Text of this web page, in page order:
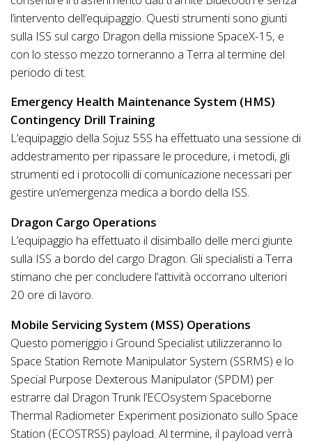
l’intervento dell’equipaggio. Questi strumenti sono giunti
sulla ISS sul cargo Dragon della missione SpaceX-15, e
con lo stesso mezzo torneranno a Terra al termine del
periodo di test.
Emergency Health Maintenance System (HMS)
Contingency Drill Training
L’equipaggio della Sojuz 55S ha effettuato una sessione di
addestramento per ripassare le procedure, i metodi, gli
strumenti ed i protocolli di comunicazione necessari per
gestire un’emergenza medica a bordo della ISS.
Dragon Cargo Operations
L’equipaggio ha effettuato il disimballo delle merci giunte
sulla ISS a bordo del cargo Dragon. Gli specialisti a Terra
stimano che per concludere l’attività occorrano ulteriori
20 ore di lavoro.
Mobile Servicing System (MSS) Operations
Questo pomeriggio i Ground Specialist utilizzeranno lo
Space Station Remote Manipulator System (SSRMS) e lo
Special Purpose Dexterous Manipulator (SPDM) per
estrarre dal Dragon Trunk l’ECOsystem Spaceborne
Thermal Radiometer Experiment posizionato sullo Space
Station (ECOSTRSS) payload. Al termine, il payload verrà